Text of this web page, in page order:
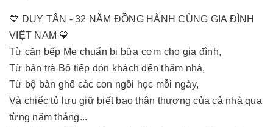
💙 DUY TÂN - 32 NĂM ĐỒNG HÀNH CÙNG GIA ĐÌNH
VIỆT NAM 💙
Từ căn bếp Mẹ chuẩn bị bữa cơm cho gia đình,
Từ bàn trà Bố tiếp đón khách đến thăm nhà,
Từ bộ bàn ghế các con ngồi học mỗi ngày,
Và chiếc tủ lưu giữ biết bao thân thương của cả nhà qua
từng năm tháng...